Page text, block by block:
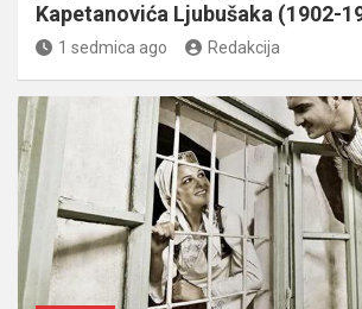
Kapetanovića Ljubušaka (1902-
1 sedmica ago Redakcija